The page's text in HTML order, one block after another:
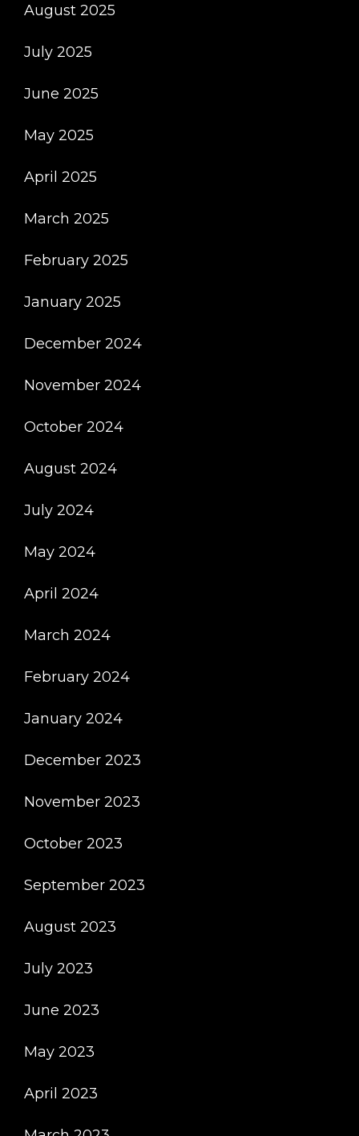
August 2025
July 2025
June 2025
May 2025
April 2025
March 2025
February 2025
January 2025
December 2024
November 2024
October 2024
August 2024
July 2024
May 2024
April 2024
March 2024
February 2024
January 2024
December 2023
November 2023
October 2023
September 2023
August 2023
July 2023
June 2023
May 2023
April 2023